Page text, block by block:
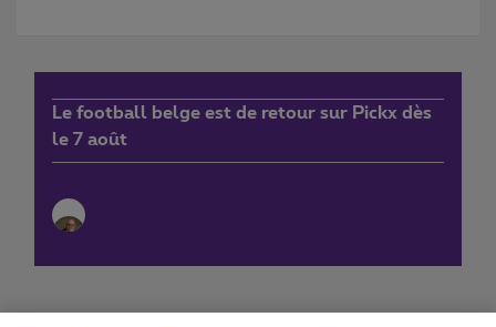
Le football belge est de retour sur Pickx dès
le 7 août